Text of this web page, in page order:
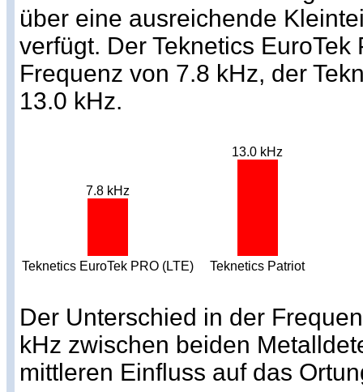
über eine ausreichende
verfügt. Der Teknetics EuroTek
Frequenz von 7.8 kHz, der
13.0 kHz.
7.8 kHz
13.0 kHz
Teknetics EuroTek PRO (LTE) Teknetics Patriot
Der Unterschied in der
kHz zwischen beiden
mittleren Einfluss auf das